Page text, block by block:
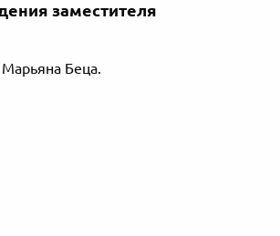
заместителя
Беца.